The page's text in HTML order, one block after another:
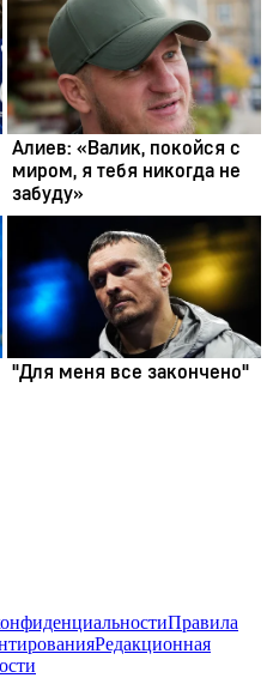
Правила
Редакционная